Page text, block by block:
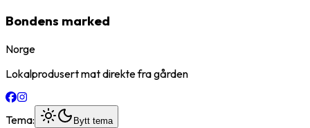
Bondens marked
Norge
Lokalprodusert mat direkte fra gården
Tema: Bytt tema